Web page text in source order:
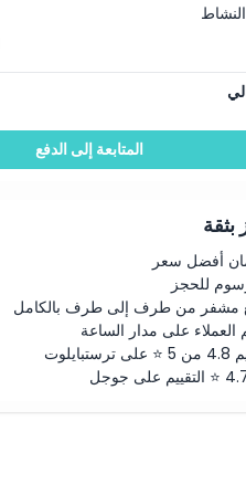
المتابعة إلى الدفع
بثقة
أفضل سعر
للحجز
مشفر من طرف إلى طرف بالكامل
العملاء على مدار الساعة
على جوجل